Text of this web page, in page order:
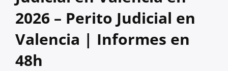
2026 – Perito Judicial en
Valencia | Informes en
48h